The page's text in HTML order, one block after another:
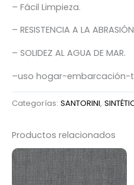
– Fácil Limpieza.
– RESISTENCIA A LA
– SOLIDEZ AL AGUA DE MAR.
–uso hogar-embarcación-
Categorías: SANTORINI,
Productos relacionados